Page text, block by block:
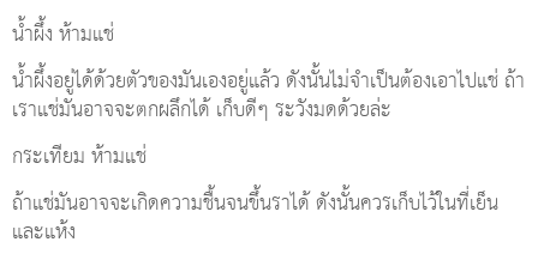
น้ำผึ้ง ห้ามแช่
น้ำผึ้งอยู่ได้ด้วยตัวของมันเองอยู่แล้ว ดังนั้นไม่จำเป็นต้องเอาไปแช่ ถ้า
เราแช่มันอาจจะตกผลึกได้ เก็บดีๆ ระวังมดด้วยล่ะ
กระเทียม ห้ามแช่
ถ้าแช่มันอาจจะเกิดความชื้นจนขึ้นราได้ ดังนั้นควรเก็บไว้ในที่เย็น
และแห้ง